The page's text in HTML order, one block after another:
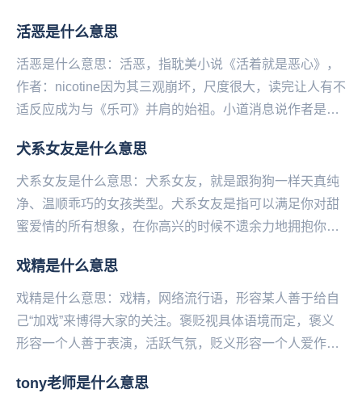
活恶是什么意思
活恶是什么意思：活恶，指耽美小说《活着就是恶心》，
作者：nicotine因为其三观崩坏‌‌‌‌‌‌‌‌‌‌，尺度很大，读完让人有不
适反应成为与《乐可》并肩的始祖。小道消息说作者是名
犬系女友是什么意思
犬系女友是什么意思：犬系女友，就是跟狗狗一样天真纯
净、温顺‌‌‌‌‌‌‌‌‌‌‌乖巧的女孩类型。犬系女友是指可以满足你对甜
蜜爱情的所有想象，在你高兴的时候不遗余力地拥抱你，
戏精是什么意思
戏精是什么意思：戏精，网络流行语，形容某人善于给自
己“加戏”来博得大家的关注。褒贬视具体语境而定，褒义
形容一个人善于表演，活跃气氛，贬义形容一个人爱作
好...
tony老师是什么意思